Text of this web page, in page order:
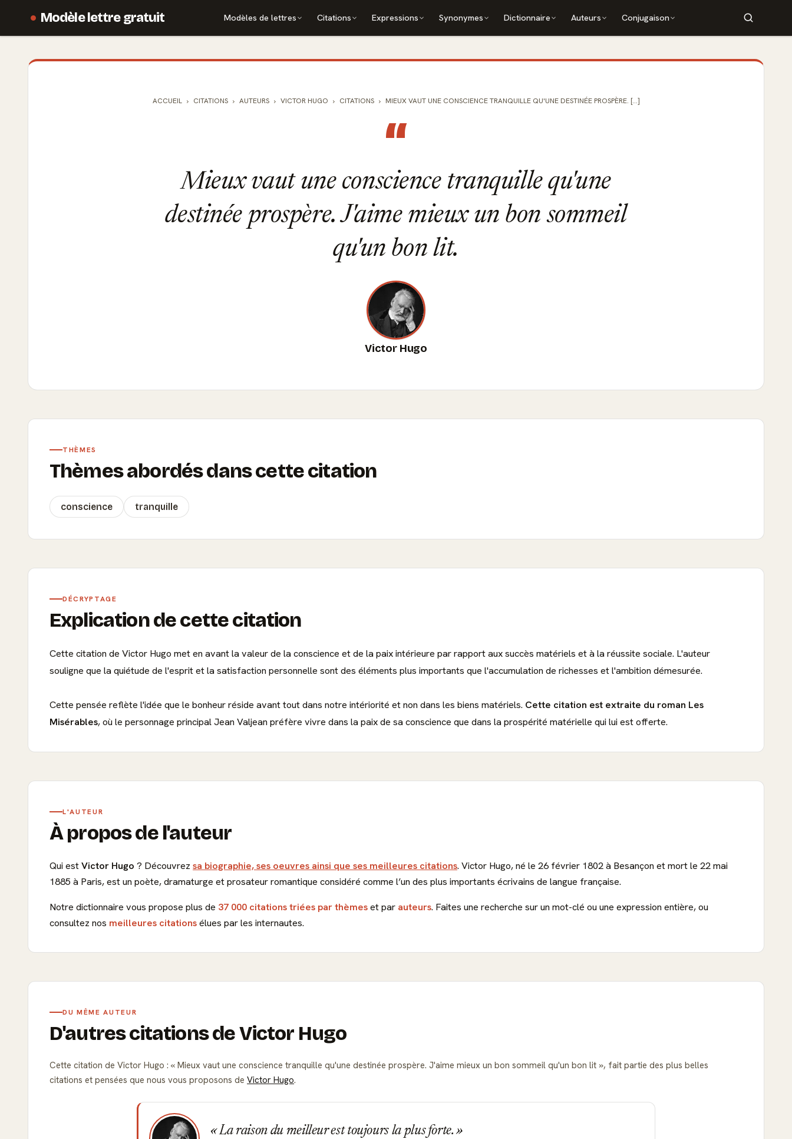
Modèle lettre gratuit Modèles de lettres Citations Expressions Synonymes Dictionnaire Auteurs Conjugaison
ACCUEIL CITATIONS AUTEURS VICTOR HUGO CITATIONS MIEUX VAUT UNE CONSCIENCE TRANQUILLE QU'UNE DESTINÉE PROSPÈRE. [...]
“
Mieux vaut une conscience tranquille qu'une
destinée prospère. J'aime mieux un bon sommeil
qu'un bon lit.
Victor Hugo
THÈMES
Thèmes abordés dans cette citation
conscience tranquille
DÉCRYPTAGE
Explication de cette citation
Cette citation de Victor Hugo met en avant la valeur de la conscience et de la paix intérieure par rapport aux succès matériels et à la réussite sociale. L'auteur
souligne que la quiétude de l'esprit et la satisfaction personnelle sont des éléments plus importants que l'accumulation de richesses et l'ambition démesurée.
Cette pensée reflète l'idée que le bonheur réside avant tout dans notre intériorité et non dans les biens matériels. Cette citation est extraite du roman Les
Misérables, où le personnage principal Jean Valjean préfère vivre dans la paix de sa conscience que dans la prospérité matérielle qui lui est offerte.
L'AUTEUR
À propos de l'auteur
Qui estVictor Hugo ? Découvrez sa biographie, ses oeuvres ainsi que ses meilleures citations. Victor Hugo, né le 26 février 1802 à Besançon et mort le 22 mai
1885 à Paris, est un poète, dramaturge et prosateur romantique considéré comme l’un des plus importants écrivains de langue française.
Notre dictionnaire vous propose plus de 37 000 citations triées par thèmeset par auteurs. Faites une recherche sur un mot-clé ou une expression entière, ou
consultez nos meilleures citationsélues par les internautes.
DU MÊME AUTEUR
D'autres citations de Victor Hugo
Cette citation de Victor Hugo : Mieux vaut une conscience tranquille qu'une destinée prospère. J'aime mieux un bon sommeil qu'un bon lit
, fait partie des plus belles
citations et pensées que nous vous proposons de Victor Hugo.
La raison du meilleur est toujours la plus forte.